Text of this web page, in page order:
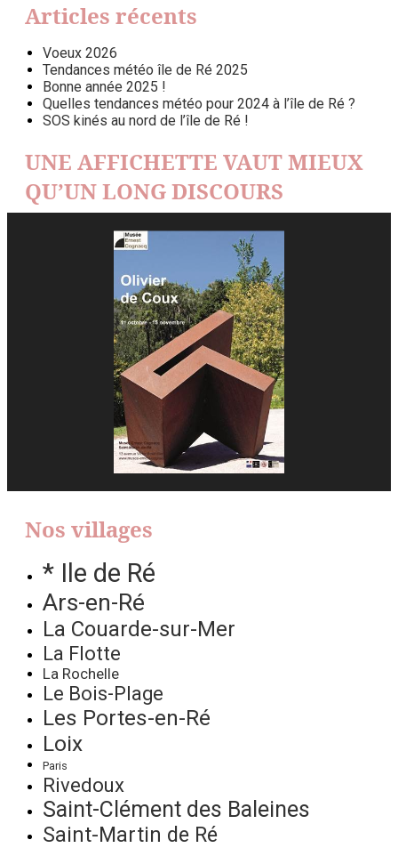
Articles récents
Voeux 2026
Tendances météo île de Ré 2025
Bonne année 2025 !
Quelles tendances météo pour 2024 à l’île de Ré ?
SOS kinés au nord de l’île de Ré !
UNE AFFICHETTE VAUT MIEUX
QU’UN LONG DISCOURS
Nos villages
* Ile de Ré
Ars-en-Ré
La Couarde-sur-Mer
La Flotte
La Rochelle
Le Bois-Plage
Les Portes-en-Ré
Loix
Paris
Rivedoux
Saint-Clément des Baleines
Saint-Martin de Ré